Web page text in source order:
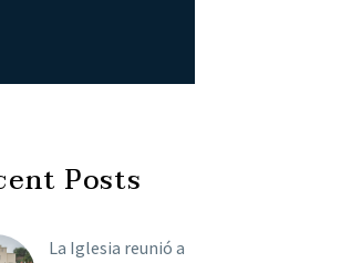
Posts
La Iglesia reunió a